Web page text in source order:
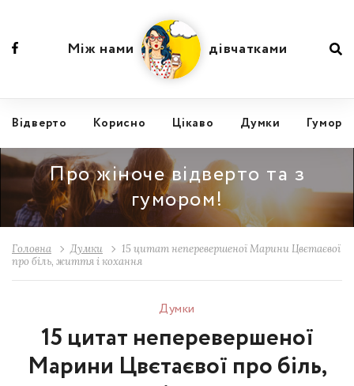
Відвертo Корисно Цікаво Думки Гумор
Між нами дівчатками
Про жіноче відверто та з
гумором!
Головна Думки
15 цитат неперевершеної Марини Цвєтаєвої
про біль, життя і кохання
Думки
15 цитат неперевершеної
Марини Цвєтаєвої про біль,